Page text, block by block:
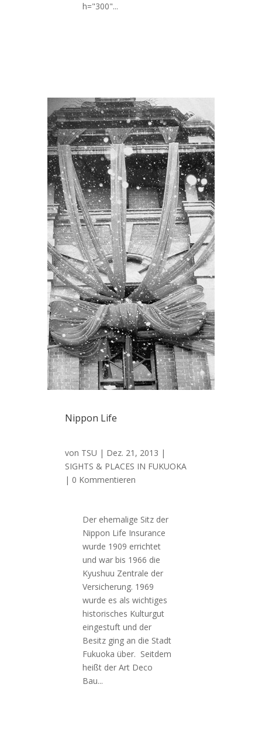
h="300"...
Nippon Life
von TSU | Dez. 21, 2013 |
SIGHTS & PLACES IN FUKUOKA
| 0 Kommentieren
Der ehemalige Sitz der
Nippon Life Insurance
wurde 1909 errichtet
und war bis 1966 die
Kyushuu Zentrale der
Versicherung. 1969
wurde es als wichtiges
historisches Kulturgut
eingestuft und der
Besitz ging an die Stadt
Fukuoka über. Seitdem
heißt der Art Deco
Bau...